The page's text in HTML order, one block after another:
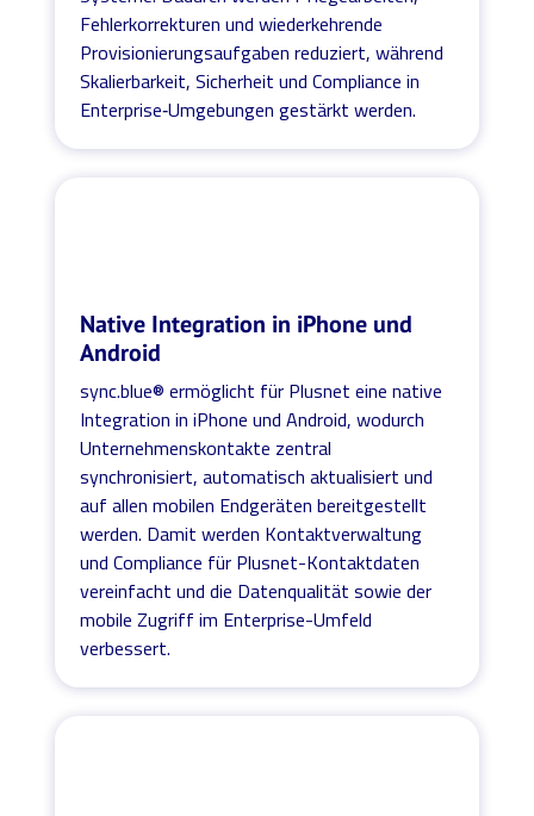
Fehlerkorrekturen und wiederkehrende
Provisionierungsaufgaben reduziert, während
Skalierbarkeit, Sicherheit und Compliance in
Enterprise‑Umgebungen gestärkt werden.
Native Integration in iPhone und
Android
sync.blue® ermöglicht für Plusnet eine native
Integration in iPhone und Android, wodurch
Unternehmenskontakte zentral
synchronisiert, automatisch aktualisiert und
auf allen mobilen Endgeräten bereitgestellt
werden. Damit werden Kontaktverwaltung
und Compliance für Plusnet-Kontaktdaten
vereinfacht und die Datenqualität sowie der
mobile Zugriff im Enterprise-Umfeld
verbessert.